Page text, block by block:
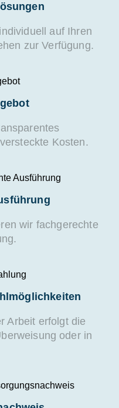
auf Ihren
zur Verfügung.
Kosten.
wir fachgerechte
Arbeit erfolgt die
oder in